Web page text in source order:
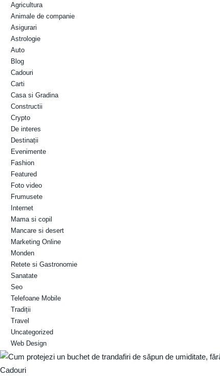
Agricultura
Animale de companie
Asigurari
Astrologie
Auto
Blog
Cadouri
Carti
Casa si Gradina
Constructii
Crypto
De interes
Destinații
Evenimente
Fashion
Featured
Foto video
Frumusete
Internet
Mama si copil
Mancare si desert
Marketing Online
Monden
Retete si Gastronomie
Sanatate
Seo
Telefoane Mobile
Tradiții
Travel
Uncategorized
Web Design
Cadouri